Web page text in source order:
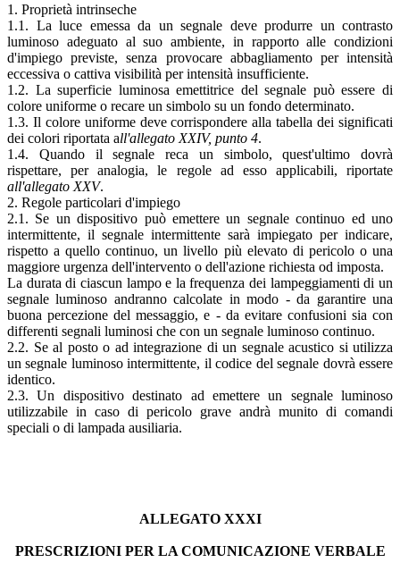
1. Proprietà intrinseche
1.1. La luce emessa da un segnale deve produrre un contrasto
luminoso adeguato al suo ambiente, in rapporto alle condizioni
d'impiego previste, senza provocare abbagliamento per intensità
eccessiva o cattiva visibilità per intensità insufficiente.
1.2. La superficie luminosa emettitrice del segnale può essere di
colore uniforme o recare un simbolo su un fondo determinato.
1.3. Il colore uniforme deve corrispondere alla tabella dei significati
dei colori riportata all'allegato XXIV, punto 4.
1.4. Quando il segnale reca un simbolo, quest'ultimo dovrà
rispettare, per analogia, le regole ad esso applicabili, riportate
all'allegato XXV.
2. Regole particolari d'impiego
2.1. Se un dispositivo può emettere un segnale continuo ed uno
intermittente, il segnale intermittente sarà impiegato per indicare,
rispetto a quello continuo, un livello più elevato di pericolo o una
maggiore urgenza dell'intervento o dell'azione richiesta od imposta.
La durata di ciascun lampo e la frequenza dei lampeggiamenti di un
segnale luminoso andranno calcolate in modo - da garantire una
buona percezione del messaggio, e - da evitare confusioni sia con
differenti segnali luminosi che con un segnale luminoso continuo.
2.2. Se al posto o ad integrazione di un segnale acustico si utilizza
un segnale luminoso intermittente, il codice del segnale dovrà essere
identico.
2.3. Un dispositivo destinato ad emettere un segnale luminoso
utilizzabile in caso di pericolo grave andrà munito di comandi
speciali o di lampada ausiliaria.
ALLEGATO XXXI
PRESCRIZIONI PER LA COMUNICAZIONE VERBALE